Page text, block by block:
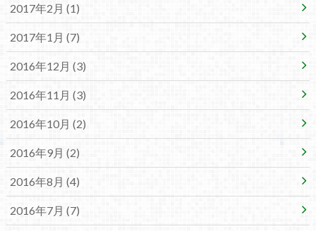
2017年2月 (1)
2017年1月 (7)
2016年12月 (3)
2016年11月 (3)
2016年10月 (2)
2016年9月 (2)
2016年8月 (4)
2016年7月 (7)